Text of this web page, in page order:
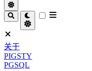
关于
PIGSTY
PGSQL